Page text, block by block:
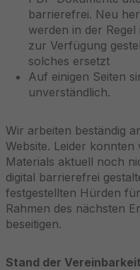
barrierefrei. Neu
werden in der
zur Verfügung
solches ersetzt
Auf einigen Seiten
unverständlich.
Wir arbeiten beständig
Website. Leider
Materials aktuell noch
digital barrierefrei
festgestellten Hürden
Rahmen des nächsten
beseitigen.
Stand der